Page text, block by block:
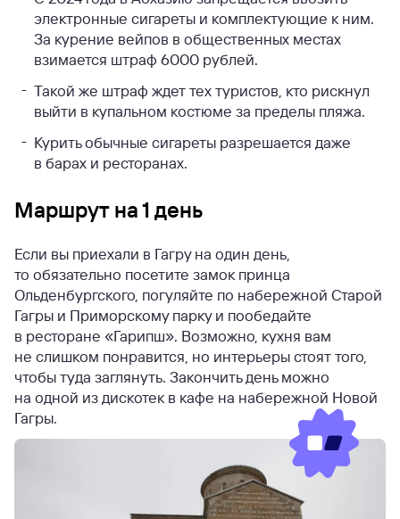
электронные сигареты и комплектующие к ним.
За курение вейпов в общественных местах
взимается штраф 6000 рублей.
Такой же штраф ждет тех туристов, кто рискнул
выйти в купальном костюме за пределы пляжа.
Курить обычные сигареты разрешается даже
в барах и ресторанах.
Маршрут на 1 день
Если вы приехали в Гагру на один день,
то обязательно посетите замок принца
Ольденбургского, погуляйте по набережной Старой
Гагры и Приморскому парку и пообедайте
в ресторане «Гарипш». Возможно, кухня вам
не слишком понравится, но интерьеры стоят того,
чтобы туда заглянуть. Закончить день можно
на одной из дискотек в кафе на набережной Новой
Гагры.